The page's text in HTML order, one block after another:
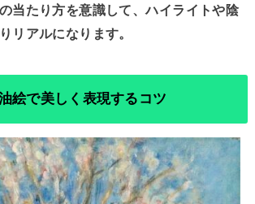
当たり方を意識して、ハイライトや陰
リアルになります。
絵で美しく表現するコツ